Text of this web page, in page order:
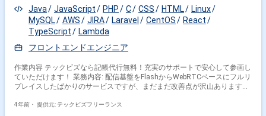
Java
JavaScript PHP C CSS HTML
Linux
MySQL
AWS JIRA Laravel CentOS
React
TypeScript
Lambda
フロントエンドエンジニア
作業内容 テックビズなら記帳代行無料！充実のサポートで安心して参画し
ていただけます！ 業務内容: 配信基盤をFlashからWebRTCベースにフルリ
プレイスしたばかりのサービスですが、まだまだ改善点が沢山あります。
いながら機能追加や品質改善などの開発を行い、さらなる事業の拡大を目
4年前・ 提供元: テックビズフリーランス